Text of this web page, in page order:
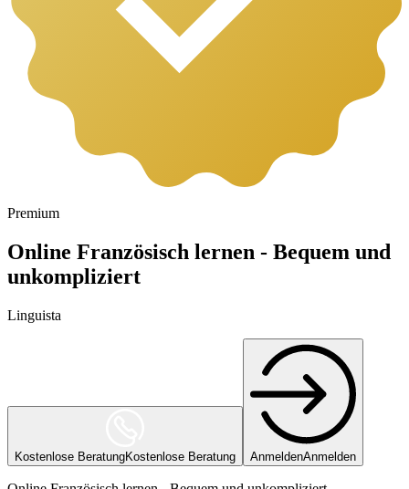
Premium
Online Französisch lernen - Bequem und
unkompliziert
Linguista
Kostenlose BeratungKostenlose Beratung AnmeldenAnmelden